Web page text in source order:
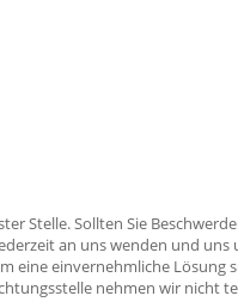
Stelle. Sollten Sie
an uns wenden und
eine einvernehmliche Lösung
nehmen wir nicht